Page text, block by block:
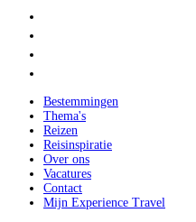
Bestemmingen
Thema's
Reizen
Reisinspiratie
Over ons
Vacatures
Contact
Mijn Experience Travel